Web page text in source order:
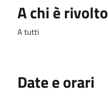
A chi è rivolto
A tutti
Date e orari